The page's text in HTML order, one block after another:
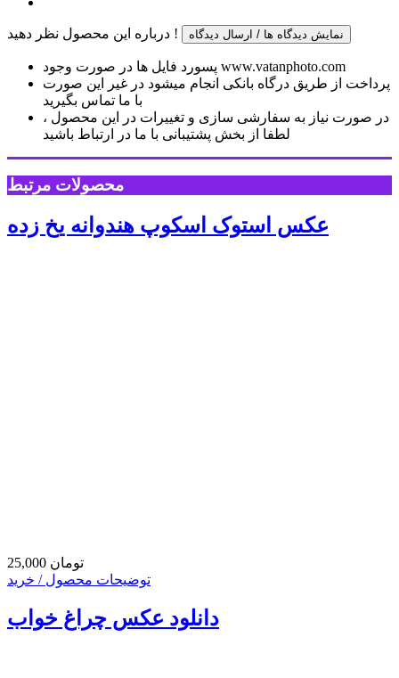
درباره این محصول نظر دهید ! نمایش دیدگاه ها / ارسال دیدگاه
پسورد فایل ها در صورت وجود www.vatanphoto.com
پرداخت از طریق درگاه بانکی انجام میشود در غیر این صورت
با ما تماس بگیرید
در صورت نیاز به سفارشی سازی و تغییرات در این محصول ،
لطفا از بخش پشتیبانی با ما در ارتباط باشید
محصولات مرتبط
عکس استوک اسکوپ هندوانه یخ زده
25,000 تومان
توضیحات محصول / خرید
دانلود عکس چراغ خواب